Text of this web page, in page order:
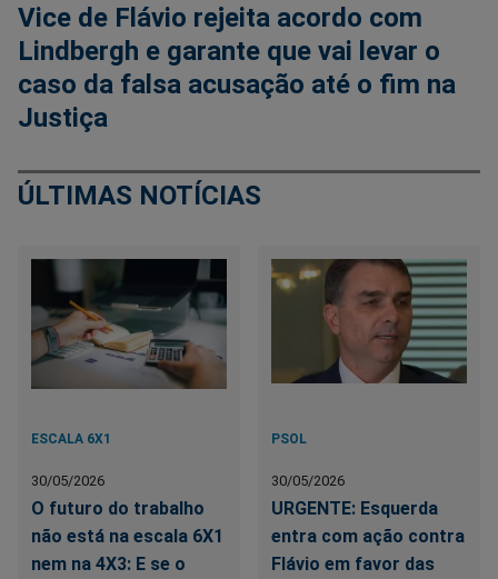
Vice de Flávio rejeita acordo com
Lindbergh e garante que vai levar o
caso da falsa acusação até o fim na
Justiça
ÚLTIMAS NOTÍCIAS
ESCALA 6X1
30/05/2026
O futuro do trabalho
não está na escala 6X1
nem na 4X3: E se o
PSOL
30/05/2026
URGENTE: Esquerda
entra com ação contra
Flávio em favor das